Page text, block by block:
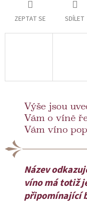
ZEPTAT SE SDÍLET
Výše jsou
Vám o víně
Vám víno
Název
víno má totiž
připomínající